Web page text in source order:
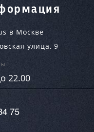
в Москве
улица, 9
22.00
75